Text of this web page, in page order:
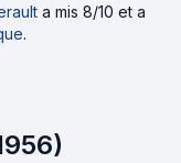
a mis 8/10 et a
.